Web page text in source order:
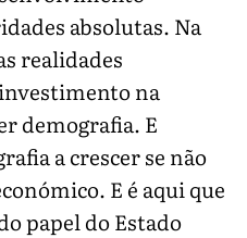
absolutas. Na
realidades
na
demografia. E
a crescer se não
E é aqui que
papel do Estado